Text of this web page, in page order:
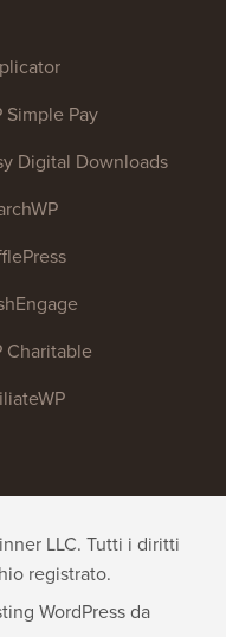
Simple Pay
Digital Downloads
Charitable
LLC. Tutti i diritti
registrato.
WordPressda